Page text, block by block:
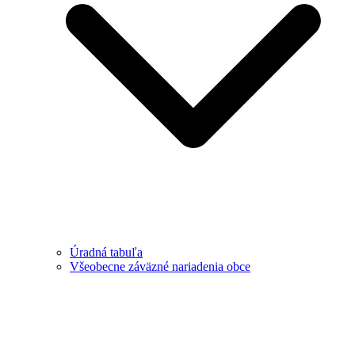
Úradná tabuľa
Všeobecne záväzné nariadenia obce